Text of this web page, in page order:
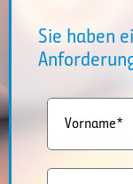
Sie haben
Vorname*